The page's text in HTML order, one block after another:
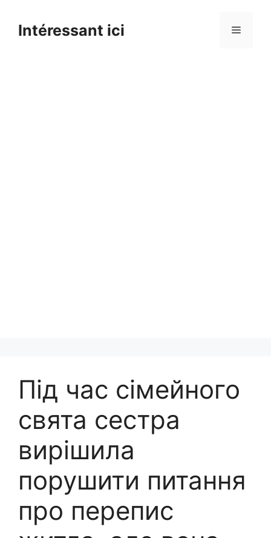
contentIntéressant ici Menu
Під час сімейного
свята сестра
вирішила
порушити питання
про перепис